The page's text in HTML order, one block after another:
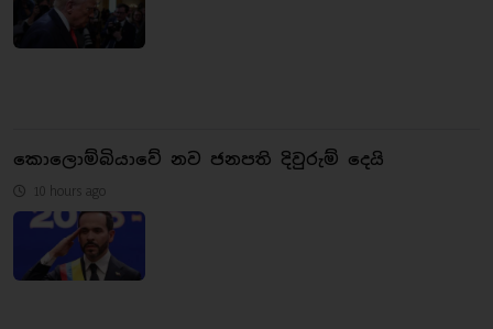
කොලොම්බියාවේ නව ජනපති දිවුරුම් දෙයි
10 hours ago